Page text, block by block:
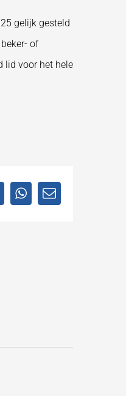
gelijk gesteld
of
lid voor het hele
WhatsApp
E-